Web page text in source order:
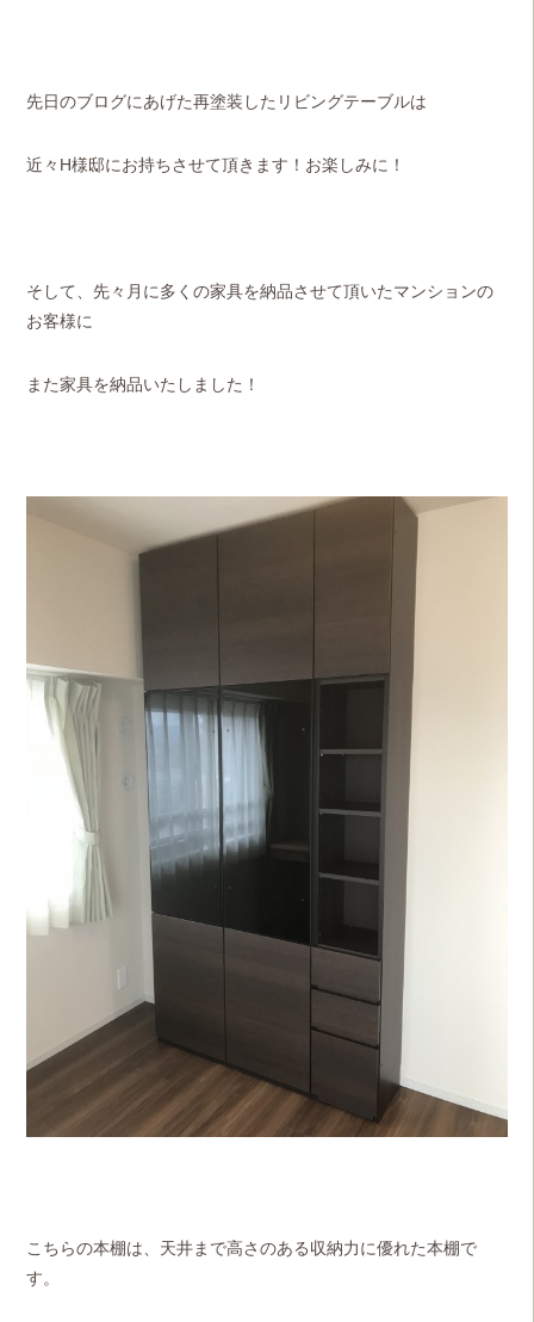
先日のブログにあげた再塗装したリビングテーブルは
近々H様邸にお持ちさせて頂きます！お楽しみに！
そして、先々月に多くの家具を納品させて頂いたマンションの
お客様に
また家具を納品いたしました！
こちらの本棚は、天井まで高さのある収納力に優れた本棚で
す。